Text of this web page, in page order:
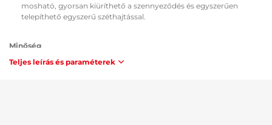
mosható, gyorsan kiüríthető a szennyeződés és egyszerűen
telepíthető egyszerű széthajtással.
Minőség
Az összes csomagtértálcát TÜV Süd Czech tanúsítvány, az anyag
Teljes leírás és paraméterek